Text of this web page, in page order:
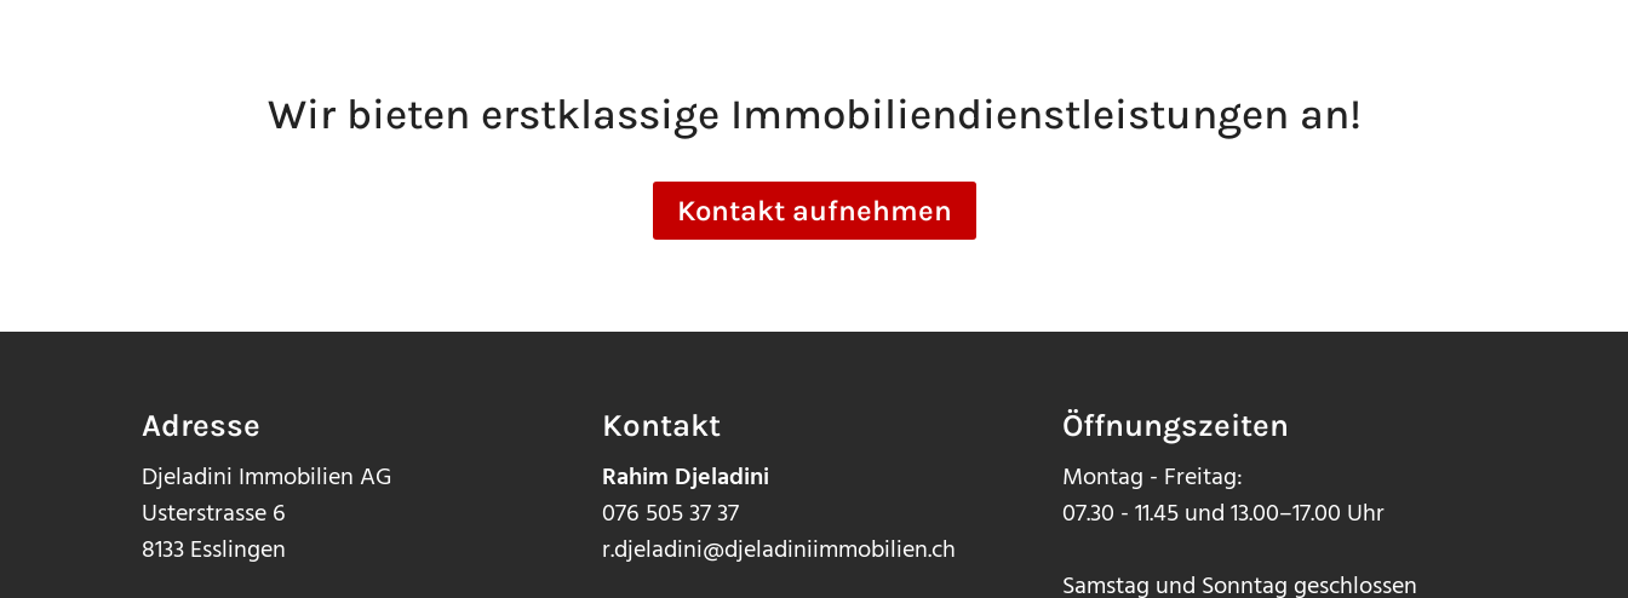
Wir bieten erstklassige Immobilien­dienst­leistungen an!
Kontakt aufnehmen
Adresse
Djeladini Immobilien AG
Usterstrasse 6
8133 Esslingen
Kontakt
Rahim Djeladini
076 505 37 37
r.djeladini@djeladiniimmobilien.ch
Öffnungszeiten
Montag - Freitag:
07.30 - 11.45 und 13.00–17.00 Uhr
Samstag und Sonntag geschlossen